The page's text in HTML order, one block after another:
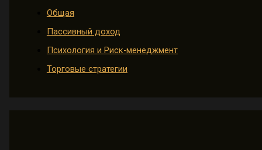
Общая
Пассивный доход
Психология и Риск-менеджмент
Торговые стратегии